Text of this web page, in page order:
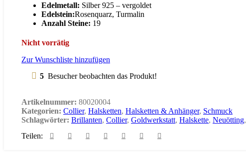
Edelmetall: Silber 925 – vergoldet
Edelstein:Rosenquarz, Turmalin
Anzahl Steine: 19
Nicht vorrätig
Zur Wunschliste hinzufügen
5 Besucher beobachten das Produkt!
Artikelnummer: 80020004
Kategorien: Collier, Halsketten, Halsketten & Anhänger, Schmuck
Schlagwörter: Brillanten, Collier, Goldwerkstatt, Halskette, Neuötting,
Teilen: